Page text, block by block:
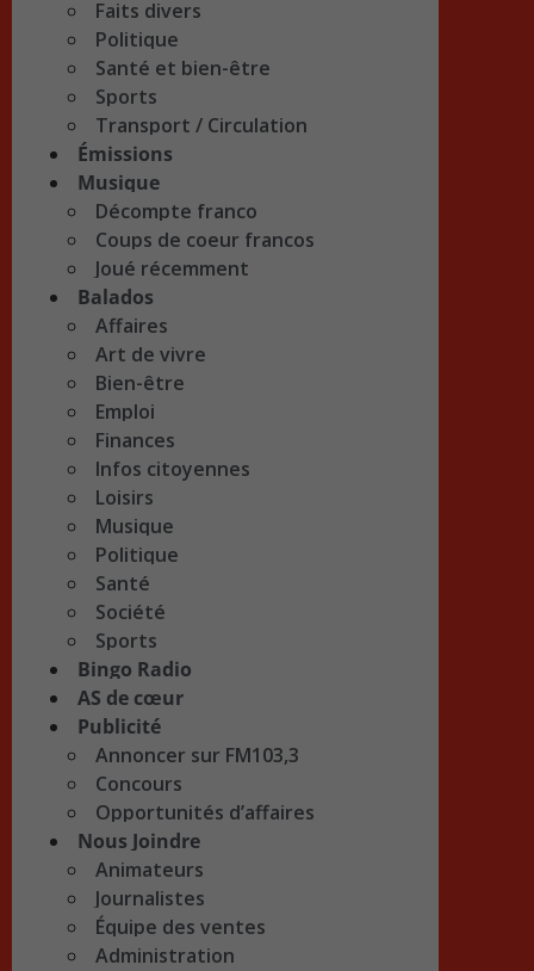
Faits divers
Politique
Santé et bien-être
Sports
Transport / Circulation
Émissions
Musique
Décompte franco
Coups de coeur francos
Joué récemment
Balados
Affaires
Art de vivre
Bien-être
Emploi
Finances
Infos citoyennes
Loisirs
Musique
Politique
Santé
Société
Sports
Bingo Radio
AS de cœur
Publicité
Annoncer sur FM103,3
Concours
Opportunités d’affaires
Nous Joindre
Animateurs
Journalistes
Équipe des ventes
Administration